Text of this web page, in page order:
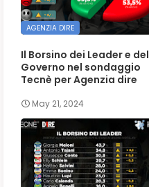
AGENZIA DIRE
Il Borsino dei Leader e del
Governo nel sondaggio
Tecnè per Agenzia dire
May 21, 2024